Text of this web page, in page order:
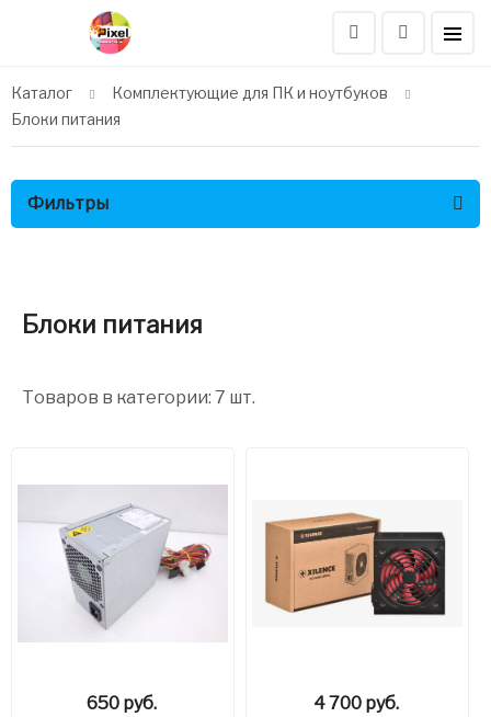
Каталог
Комплектующие для ПК и ноутбуков
Блоки питания
Фильтры
Блоки питания
Товаров в категории: 7 шт.
650 руб. 4 700 руб.